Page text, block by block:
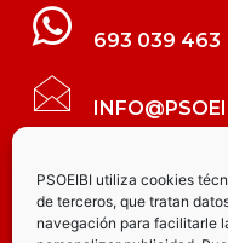
PSOEIBI utiliza cookies
de terceros, que tratan
navegación para facilitarle
693 039 463
GRUPO
LES ERES,